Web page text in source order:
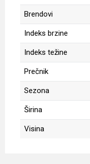
Brendovi
Indeks brzine
Indeks težine
Prečnik
Sezona
Širina
Visina